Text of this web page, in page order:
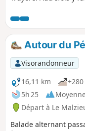
village au riche passé
les ruelles et profiter
la Margeride du
Autour du
Visorandonneur
16,11 km
5h 25
Départ à Le
Balade alternant